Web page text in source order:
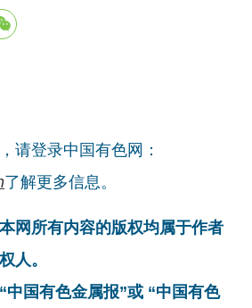
请登录中国有色网：
了解更多信息。
网所有内容的版权均属于作者
人。
中国有色金属报”或 “中国有色